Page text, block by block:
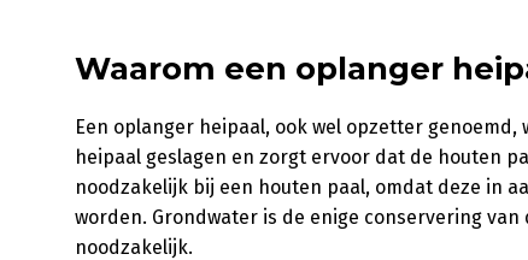
Waarom een oplanger
Een oplanger heipaal, ook wel opzetter
heipaal geslagen en zorgt ervoor dat de houten
noodzakelijk bij een houten paal, omdat deze in
worden. Grondwater is de enige conservering
noodzakelijk.